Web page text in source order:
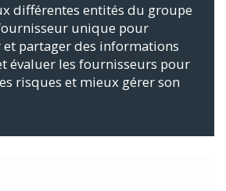
différentes entités du groupe
unique pour
partager des informations
évaluer les fournisseurs pour
risques et mieux gérer son